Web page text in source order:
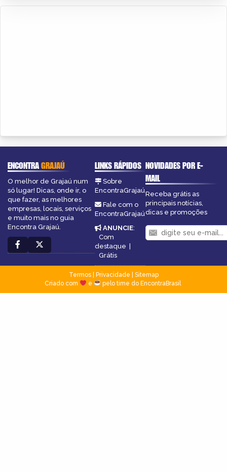
ENCONTRAGRAJAÚ
O melhor de Grajaú num
só lugar! Dicas, onde ir, o
que fazer, as melhores
empresas, locais, serviços
e muito mais no guia
Encontra Grajaú.
LINKS RÁPIDOS
Sobre
EncontraGrajaú
Fale com o
EncontraGrajaú
ANUNCIE:
Com
destaque |
Grátis
NOVIDADES POR E-
MAIL
Receba grátis as
principais notícias,
dicas e promoções
Termos| Privacidade
Sitemap
Criado com
e pelo time do EncontraBrasil